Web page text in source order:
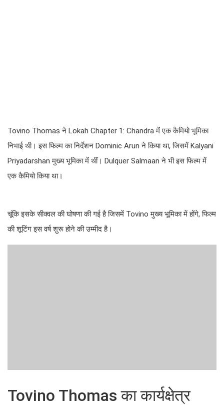
Tovino Thomas ने Lokah Chapter 1: Chandra में एक कैमियो भूमिका
निभाई थी। इस फिल्म का निर्देशन Dominic Arun ने किया था, जिसमें Kalyani
Priyadarshan मुख्य भूमिका में थीं। Dulquer Salmaan ने भी इस फिल्म में
एक कैमियो किया था।
चूंकि इसके सीक्वल की घोषणा की गई है जिसमें Tovino मुख्य भूमिका में होंगे, फिल्म
की शूटिंग इस वर्ष शुरू होने की उम्मीद है।
Tovino Thomas का कार्यक्षेत्र